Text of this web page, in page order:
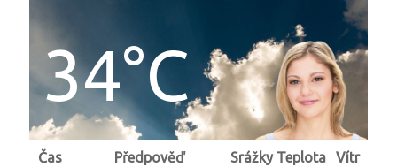
34°C
Čas Předpověď Srážky Teplota
Vítr